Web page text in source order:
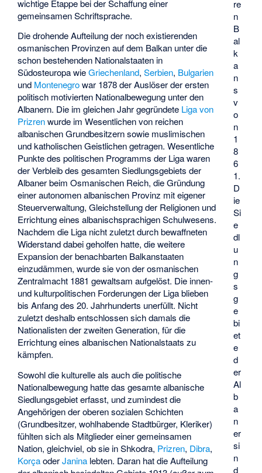
re
n
B
al
k
a
n
s
v
o
n
1
8
6
1.
D
ie
Si
e
dl
u
n
g
s
g
e
bi
et
e
d
er
Al
b
a
n
er
si
n
d
wichtige Etappe bei der Schaffung einer
gemeinsamen Schriftsprache.
Die drohende Aufteilung der noch existierenden
osmanischen Provinzen auf dem Balkan unter die
schon bestehenden Nationalstaaten in
Südosteuropa wieGriechenland,Serbien, Bulgarien
und Montenegrowar 1878 der Auslöser der ersten
politisch motivierten Nationalbewegung unter den
Albanern. Die im gleichen Jahr gegründete Liga von
Prizrenwurde im Wesentlichen von reichen
albanischen Grundbesitzern sowie muslimischen
und katholischen Geistlichen getragen. Wesentliche
Punkte des politischen Programms der Liga waren
der Verbleib des gesamten Siedlungsgebiets der
Albaner beim Osmanischen Reich, die Gründung
einer autonomen albanischen Provinz mit eigener
Steuerverwaltung, Gleichstellung der Religionen und
Errichtung eines albanischsprachigen Schulwesens.
Nachdem die Liga nicht zuletzt durch bewaffneten
Widerstand dabei geholfen hatte, die weitere
Expansion der benachbarten Balkanstaaten
einzudämmen, wurde sie von der osmanischen
Zentralmacht 1881 gewaltsam aufgelöst. Die innen-
und kulturpolitischen Forderungen der Liga blieben
bis Anfang des 20. Jahrhunderts unerfüllt. Nicht
zuletzt deshalb entschlossen sich damals die
Nationalisten der zweiten Generation, für die
Errichtung eines albanischen Nationalstaats zu
kämpfen.
Sowohl die kulturelle als auch die politische
Nationalbewegung hatte das gesamte albanische
Siedlungsgebiet erfasst, und zumindest die
Angehörigen der oberen sozialen Schichten
(Grundbesitzer, wohlhabende Stadtbürger, Kleriker)
fühlten sich als Mitglieder einer gemeinsamen
Nation, gleichviel, ob sie in Shkodra, Prizren, Dibra,
KorçaoderJanina lebten. Daran hat die Aufteilung